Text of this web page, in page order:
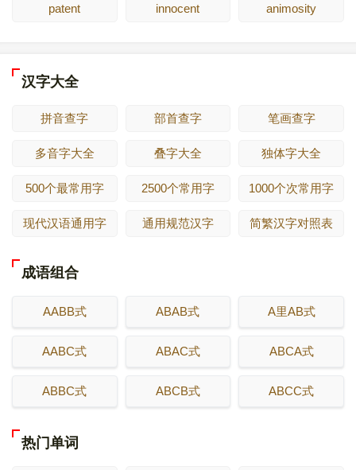
patent innocent animosity
汉字大全
拼音查字 部首查字 笔画查字
多音字大全 叠字大全 独体字大全
500个最常用字 2500个常用字 1000个次常用字
现代汉语通用字 通用规范汉字 简繁汉字对照表
成语组合
AABB式 ABAB式 A里AB式
AABC式 ABAC式 ABCA式
ABBC式 ABCB式 ABCC式
热门单词